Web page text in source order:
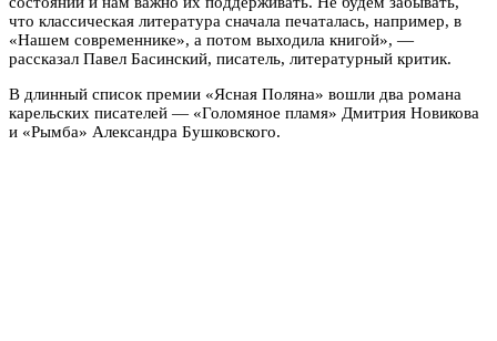
что классическая литература сначала печаталась, например, в
«Нашем современнике», а потом выходила книгой», —
рассказал Павел Басинский, писатель, литературный критик.
В длинный список премии «Ясная Поляна» вошли два романа
карельских писателей — «Голомяное пламя» Дмитрия Новикова
и «Рымба» Александра Бушковского.